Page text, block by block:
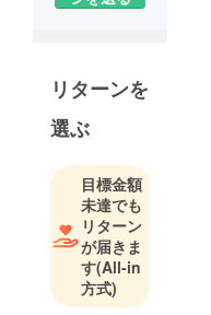
リターンを
選ぶ
目標金額
未達でも
リターン
が届きま
す(All-in
方式)